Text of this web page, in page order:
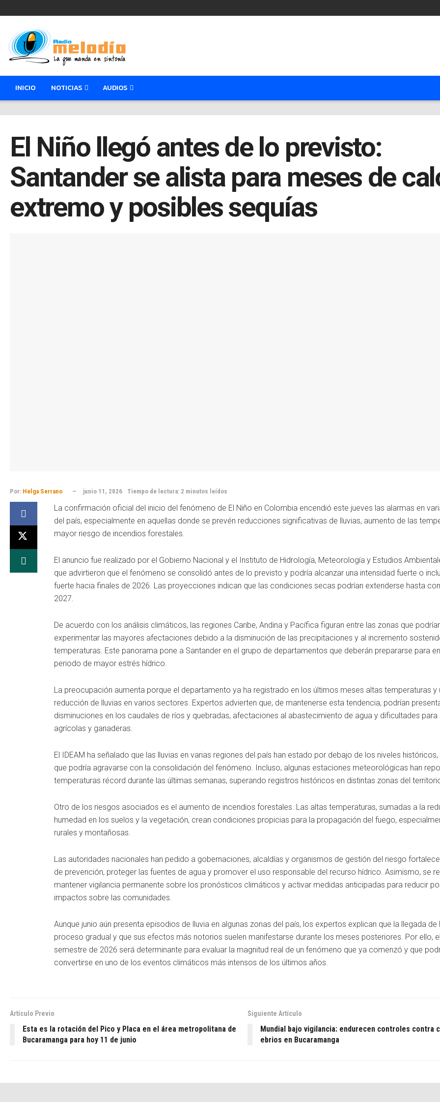
INICIO NOTICIAS AUDIOS
El Niño llegó antes de lo previsto:
Santander se alista para meses de
extremo y posibles sequías
Por: Helga Serrano junio 11, 2026 Tiempo de lectura: 2 minutos leídos
La confirmación oficial del inicio del fenómeno de El Niño en Colombia encendió este jueves las alarmas en
del país, especialmente en aquellas donde se prevén reducciones significativas de lluvias, aumento de las
mayor riesgo de incendios forestales.
El anuncio fue realizado por el Gobierno Nacional y el Instituto de Hidrología, Meteorología y Estudios
que advirtieron que el fenómeno se consolidó antes de lo previsto y podría alcanzar una intensidad fuerte o
fuerte hacia finales de 2026. Las proyecciones indican que las condiciones secas podrían extenderse hasta
2027.
De acuerdo con los análisis climáticos, las regiones Caribe, Andina y Pacífica figuran entre las zonas que
experimentar las mayores afectaciones debido a la disminución de las precipitaciones y al incremento
temperaturas. Este panorama pone a Santander en el grupo de departamentos que deberán prepararse para
periodo de mayor estrés hídrico.
La preocupación aumenta porque el departamento ya ha registrado en los últimos meses altas temperaturas y
reducción de lluvias en varios sectores. Expertos advierten que, de mantenerse esta tendencia, podrían
disminuciones en los caudales de ríos y quebradas, afectaciones al abastecimiento de agua y dificultades para
agrícolas y ganaderas.
El IDEAM ha señalado que las lluvias en varias regiones del país han estado por debajo de los niveles
que podría agravarse con la consolidación del fenómeno. Incluso, algunas estaciones meteorológicas han
temperaturas récord durante las últimas semanas, superando registros históricos en distintas zonas del
Otro de los riesgos asociados es el aumento de incendios forestales. Las altas temperaturas, sumadas a la
humedad en los suelos y la vegetación, crean condiciones propicias para la propagación del fuego,
rurales y montañosas.
Las autoridades nacionales han pedido a gobernaciones, alcaldías y organismos de gestión del riesgo
de prevención, proteger las fuentes de agua y promover el uso responsable del recurso hídrico. Asimismo, se
mantener vigilancia permanente sobre los pronósticos climáticos y activar medidas anticipadas para reducir
impactos sobre las comunidades.
Aunque junio aún presenta episodios de lluvia en algunas zonas del país, los expertos explican que la llegada de
proceso gradual y que sus efectos más notorios suelen manifestarse durante los meses posteriores. Por ello,
semestre de 2026 será determinante para evaluar la magnitud real de un fenómeno que ya comenzó y que
convertirse en uno de los eventos climáticos más intensos de los últimos años.
Artículo Previo
Esta es la rotación del Pico y Placa en el área metropolitana de
Bucaramanga para hoy 11 de junio
Siguiente Artículo
Mundial bajo vigilancia: endurecen controles contra
ebrios en Bucaramanga